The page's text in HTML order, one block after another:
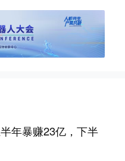
年暴赚23亿，下半